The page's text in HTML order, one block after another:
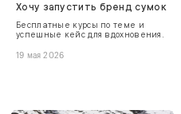
Хочу запустить бренд сумок
Бесплатные курсы по теме и
успешные кейс для вдохновения.
19 мая 2026